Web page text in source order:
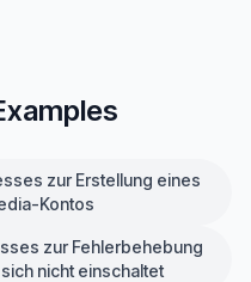
zur Erstellung eines
Kontos
zur Fehlerbehebung
nicht einschaltet